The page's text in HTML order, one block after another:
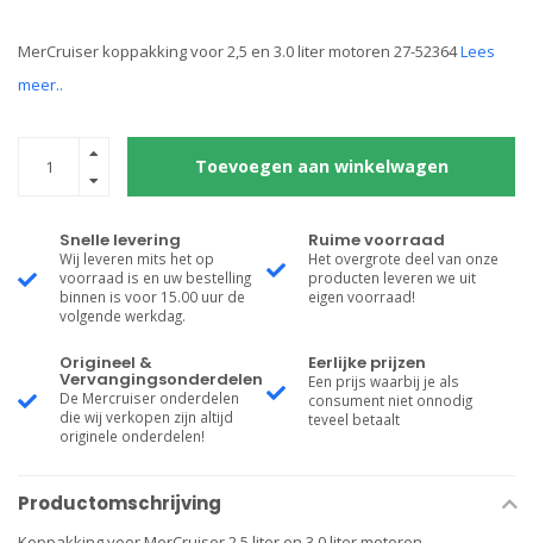
MerCruiser koppakking voor 2,5 en 3.0 liter motoren 27-52364Lees
meer..
Toevoegen aan winkelwagen
Snelle levering
Wij leveren mits het op
voorraad is en uw bestelling
binnen is voor 15.00 uur de
volgende werkdag.
Ruime voorraad
Het overgrote deel van onze
producten leveren we uit
eigen voorraad!
Origineel &
Vervangingsonderdelen
De Mercruiser onderdelen
die wij verkopen zijn altijd
originele onderdelen!
Eerlijke prijzen
Een prijs waarbij je als
consument niet onnodig
teveel betaalt
Productomschrijving